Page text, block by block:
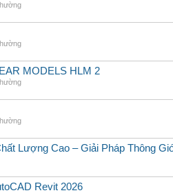
MODELS HLM 2
Lượng Cao – Giải Pháp Thông
Revit 2026